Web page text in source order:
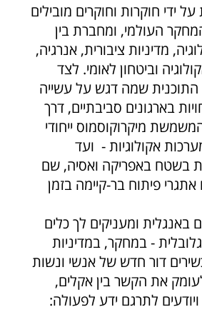
ידי חוקרות וחוקרים מובילים
העולמי, ומחברת בין
מדיניות ציבורית, אנרגיה,
וביטחון לאומי. לצד
שמה דגש על עשייה
בארגונים סביבתיים, דרך
מיקרוקוסמוס ייחודי
אקולוגיות - ועד
בשטח באפריקה ואסיה, שם
פיתוח בר-קיימה בזמן
באנגלית ומעניקים לך כלים
- במחקר, במדיניות
דור חדש של אנשי ונשות
את הקשר בין אקלים,
לתרגם ידע לפעולה: